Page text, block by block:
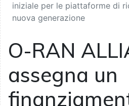
iniziale per le piattaforme di
nuova generazione
O-RAN
assegna un